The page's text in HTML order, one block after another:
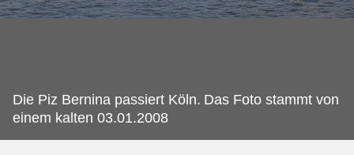
Die Piz Bernina passiert Köln. Das Foto stammt von
einem kalten 03.01.2008